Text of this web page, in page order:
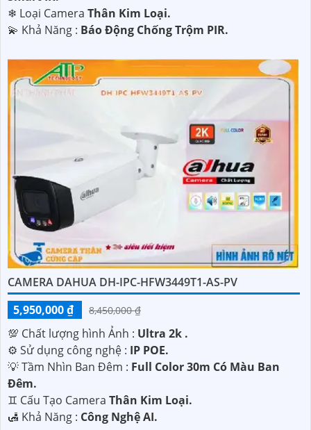
❄ Loại Camera Thân Kim Loại.
️💫 Khả Năng : Báo Động Chống Trộm PIR.
CAMERA DAHUA DH-IPC-HFW3449T1-AS-PV
5,950,000 ₫
8,450,000 ₫
💯 Chất lượng hình Ảnh : Ultra 2k .
⚙ Sử dụng công nghệ : IP POE.
💡 Tầm Nhìn Ban Đêm : Full Color 30m Có Màu Ban
Đêm.
♊ Cấu Tạo Camera Thân Kim Loại.
️🛃 Khả Năng : Công Nghệ AI.